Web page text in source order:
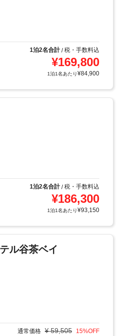
1泊2名合計/税・手数料込
¥169,800
1泊1名あたり¥84,900
1泊2名合計/税・手数料込
¥186,300
1泊1名あたり¥93,150
ル谷茶ベイ
通常価格 ¥ 59,505 15%OFF